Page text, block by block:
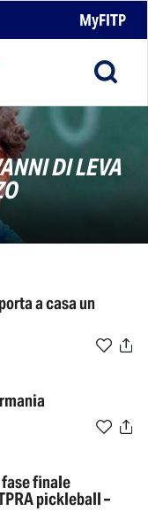
MyFITP
DI LEVA
a casa un
finale
pickleball –